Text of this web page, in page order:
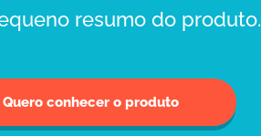
resumo do produto.
Quero conhecer o produto